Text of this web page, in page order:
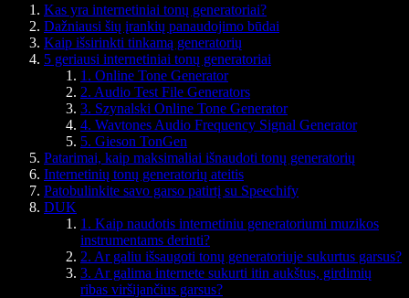
Kas yra internetiniai tonų generatoriai?
Dažniausi šių įrankių panaudojimo būdai
Kaip išsirinkti tinkamą generatorių
5 geriausi internetiniai tonų generatoriai
1. Online Tone Generator
2. Audio Test File Generators
3. Szynalski Online Tone Generator
4. Wavtones Audio Frequency Signal Generator
5. Gieson TonGen
Patarimai, kaip maksimaliai išnaudoti tonų generatorių
Internetinių tonų generatorių ateitis
Patobulinkite savo garso patirtį su Speechify
DUK
1. Kaip naudotis internetiniu generatoriumi muzikos
instrumentams derinti?
2. Ar galiu išsaugoti tonų generatoriuje sukurtus garsus?
3. Ar galima internete sukurti itin aukštus, girdimių
ribas viršijančius garsus?